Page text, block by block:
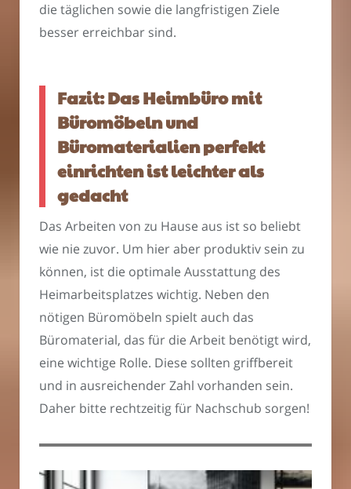
die täglichen sowie die langfristigen Ziele
besser erreichbar sind.
Fazit: Das Heimbüro mit
Büromöbeln und
Büromaterialien perfekt
einrichten ist leichter als
gedacht
Das Arbeiten von zu Hause aus ist so beliebt
wie nie zuvor. Um hier aber produktiv sein zu
können, ist die optimale Ausstattung des
Heimarbeitsplatzes wichtig. Neben den
nötigen Büromöbeln spielt auch das
Büromaterial, das für die Arbeit benötigt wird,
eine wichtige Rolle. Diese sollten griffbereit
und in ausreichender Zahl vorhanden sein.
Daher bitte rechtzeitig für Nachschub sorgen!